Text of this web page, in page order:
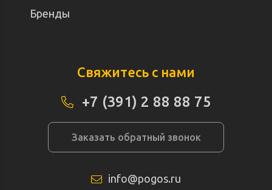
Бренды
Свяжитесь с нами
+7 (391) 2 88 88 75
Заказать обратный звонок
info@pogos.ru